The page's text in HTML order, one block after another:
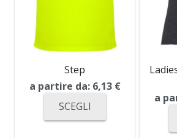
Step
a partire da: 6,13 €
SCEGLI
a